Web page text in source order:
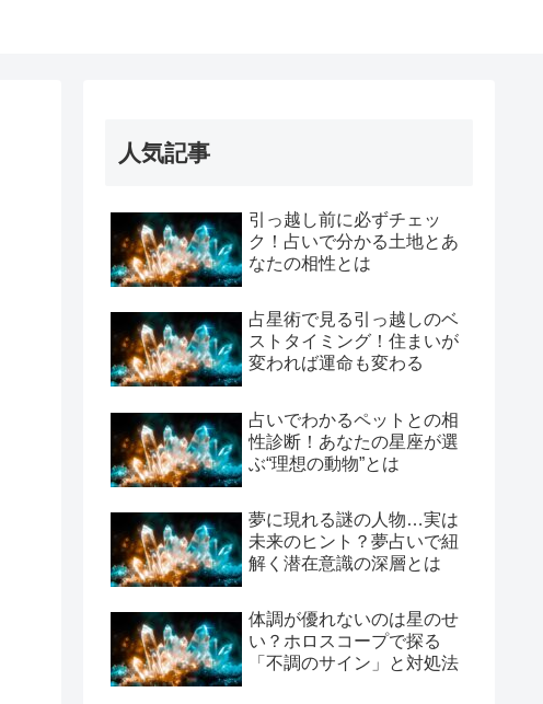
人気記事
引っ越し前に必ずチェッ
ク！占いで分かる土地とあ
なたの相性とは
占星術で見る引っ越しのベ
ストタイミング！住まいが
変われば運命も変わる
占いでわかるペットとの相
性診断！あなたの星座が選
ぶ“理想の動物”とは
夢に現れる謎の人物…実は
未来のヒント？夢占いで紐
解く潜在意識の深層とは
体調が優れないのは星のせ
い？ホロスコープで探る
「不調のサイン」と対処法